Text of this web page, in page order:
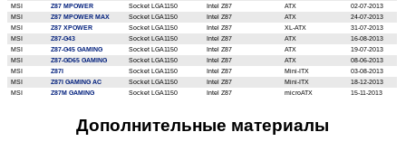
MSI
Z87 MPOWER Socket LGA1150 Intel Z87 ATX
02-07-2013
MSI
Z87 MPOWER MAX Socket LGA1150 Intel Z87 ATX
24-07-2013
MSI
Z87 XPOWER Socket LGA1150 Intel Z87 XL-ATX
31-07-2013
MSI
Z87-G43 Socket LGA1150 Intel Z87 ATX
16-08-2013
MSI
Z87-G45 GAMING Socket LGA1150 Intel Z87 ATX
19-07-2013
MSI
Z87-GD65 GAMING Socket LGA1150 Intel Z87 ATX
08-06-2013
MSI
Z87I Socket LGA1150 Intel Z87 Mini-ITX
03-08-2013
MSI
Z87I GAMING AC Socket LGA1150 Intel Z87 Mini-ITX
18-12-2013
MSI
Z87M GAMING Socket LGA1150 Intel Z87 microATX 15-11-2013
Дополнительные материалы